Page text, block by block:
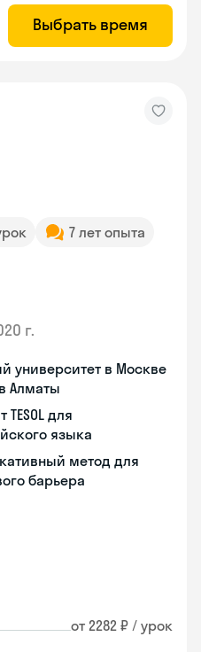
Выбрать время
7 лет опыта
г.
университет в Москве
Алматы
для
языка
метод для
барьера
от 2282 ₽ / урок